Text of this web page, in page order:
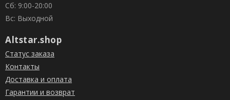
Сб: 9:00-20:00
Вс: Выходной
Altstar.shop
Статус заказа
Контакты
Доставка и оплата
Гарантии и возврат